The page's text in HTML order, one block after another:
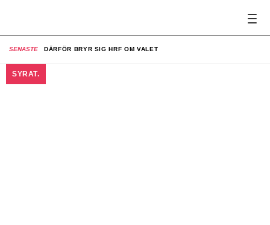
SENASTE DÄRFÖR BRYR SIG HRF OM VALET
SYRAT.